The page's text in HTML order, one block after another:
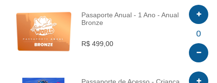
INFO
Pasaporte Anual - 1 Ano - Anual
Bronze
R$ 499,00
0